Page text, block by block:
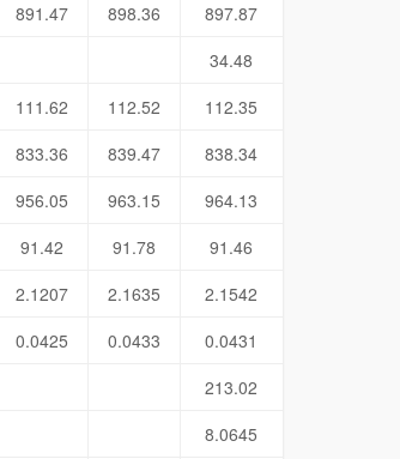
891.47 898.36
897.87
34.48
111.62 112.52
112.35
833.36 839.47
838.34
956.05 963.15
964.13
91.42 91.78
91.46
2.1207 2.1635
2.1542
0.0425 0.0433
0.0431
213.02
8.0645